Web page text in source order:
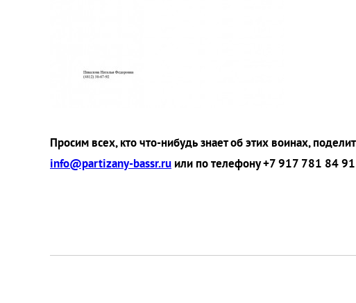
Просим всех, кто что-нибудь знает об этих воинах,
info@partizany-bassr.ru или по телефону +7 917 781 84